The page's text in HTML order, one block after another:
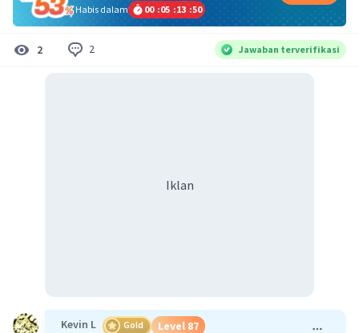
Habis dalam
00 :05 :13 :50
2 2 Jawaban terverifikasi
Iklan
Kevin L Gold Level 87